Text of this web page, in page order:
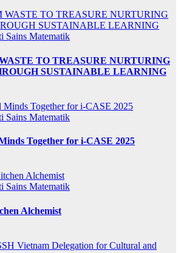
Sains Matematik
TO TREASURE NURTURING
SUSTAINABLE LEARNING
Sains Matematik
Together for i-CASE 2025
Sains Matematik
Alchemist